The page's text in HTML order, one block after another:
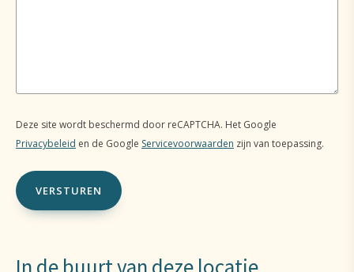
Deze site wordt beschermd door reCAPTCHA. Het Google
Privacybeleid en de Google Servicevoorwaarden zijn van toepassing.
In de buurt van deze locatie